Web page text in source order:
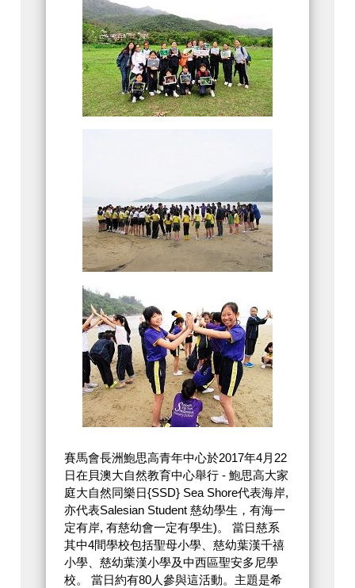
賽馬會長洲鮑思高青年中心於2017年4月22
日在貝澳大自然教育中心舉行 - 鮑思高大家
庭大自然同樂日{SSD} Sea Shore代表海岸,
亦代表Salesian Student 慈幼學生，有海一
定有岸, 有慈幼會一定有學生)。 當日慈系
其中4間學校包括聖母小學、慈幼葉漢千禧
小學、慈幼葉漢小學及中西區聖安多尼學
校。 當日約有80人參與這活動。主題是希